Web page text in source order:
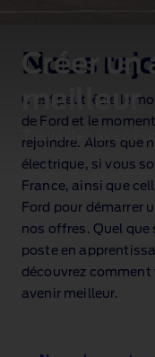
Créer un
meilleur
Travailler avec
Nous
C’est peut‑être le
de Ford et le
rejoindre. Alors que
électrique, si vous
France, ainsi que
Ford pour démarrer
nos offres. Quel que
poste en
découvrez comment
avenir meilleur.